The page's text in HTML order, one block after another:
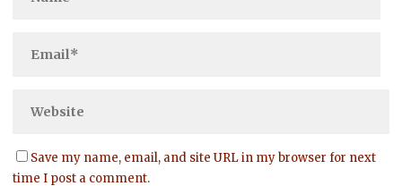
Save my name, email, and site URL in my browser for next
time I post a comment.